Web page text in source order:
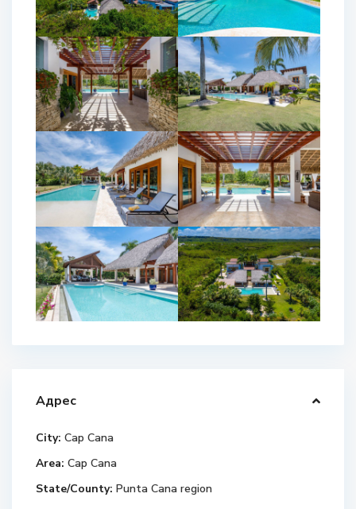
Адрес
City: Cap Cana
Area: Cap Cana
State/County: Punta Cana region